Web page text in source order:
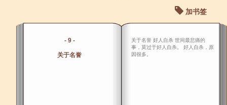
加书签
- 9 -
关于名誉
关于名誉 好人自杀 世间最悲痛的
事，莫过于好人自杀。 好人自杀，原
因很多。